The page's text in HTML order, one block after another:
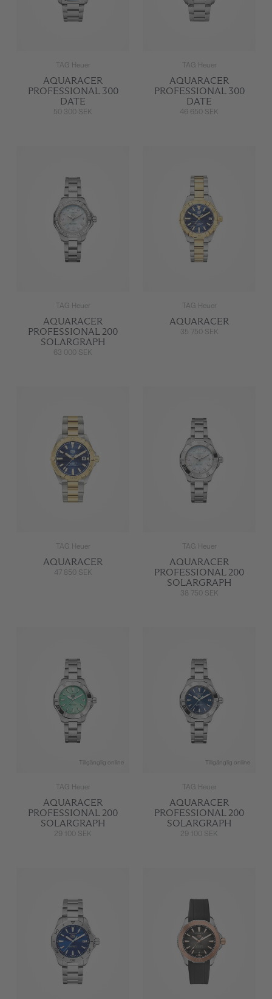
TAG Heuer
AQUARACER
PROFESSIONAL 300
DATE
50 300 SEK
TAG Heuer
AQUARACER
PROFESSIONAL 300
DATE
46 650 SEK
TAG Heuer
AQUARACER
PROFESSIONAL 200
SOLARGRAPH
63 000 SEK
TAG Heuer
AQUARACER
35 750 SEK
TAG Heuer
AQUARACER
47 850 SEK
TAG Heuer
AQUARACER
PROFESSIONAL 200
SOLARGRAPH
38 750 SEK
Tillgänglig online
TAG Heuer
AQUARACER
PROFESSIONAL 200
SOLARGRAPH
29 100 SEK
Tillgänglig online
TAG Heuer
AQUARACER
PROFESSIONAL 200
SOLARGRAPH
29 100 SEK